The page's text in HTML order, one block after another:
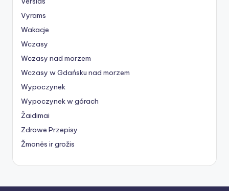
Vyrams
Wakacje
Wczasy
Wczasy nad morzem
Wczasy w Gdańsku nad morzem
Wypoczynek
Wypoczynek w górach
Žaidimai
Zdrowe Przepisy
Žmonės ir grožis